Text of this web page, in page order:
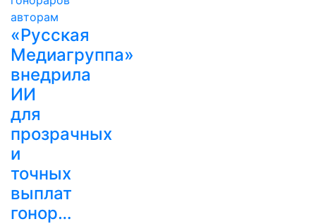
«Русская
Медиагруппа»
внедрила
ИИ
для
прозрачных
и
точных
выплат
гонор…